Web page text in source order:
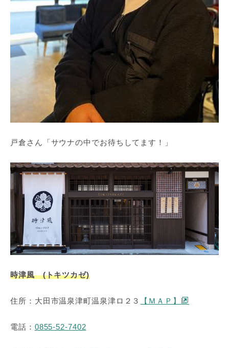
戸倉さん「サウナの中でお待ちしてます！」
時津風 (トキツカゼ)
住所：大田市温泉津町温泉津ロ２３ 【ＭＡＰ】
電話： 0855-52-7402